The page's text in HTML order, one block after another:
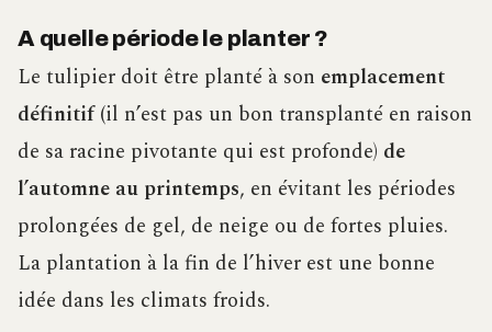
A quelle période le planter ?
Le tulipier doit être planté à son emplacement
définitif(il n’est pas un bon transplanté en raison
de sa racine pivotante qui est profonde) de
l’automne au printemps, en évitant les périodes
prolongées de gel, de neige ou de fortes pluies.
La plantation à la fin de l’hiver est une bonne
idée dans les climats froids.